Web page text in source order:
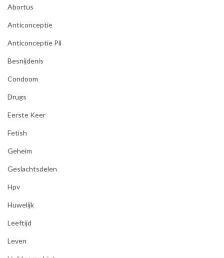
Abortus
Anticonceptie
Anticonceptie Pil
Besnijdenis
Condoom
Drugs
Eerste Keer
Fetish
Geheim
Geslachtsdelen
Hpv
Huwelijk
Leeftijd
Leven